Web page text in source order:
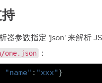
器参数指定 'json' 来解析
one.json ：
"name" : "xxx"}